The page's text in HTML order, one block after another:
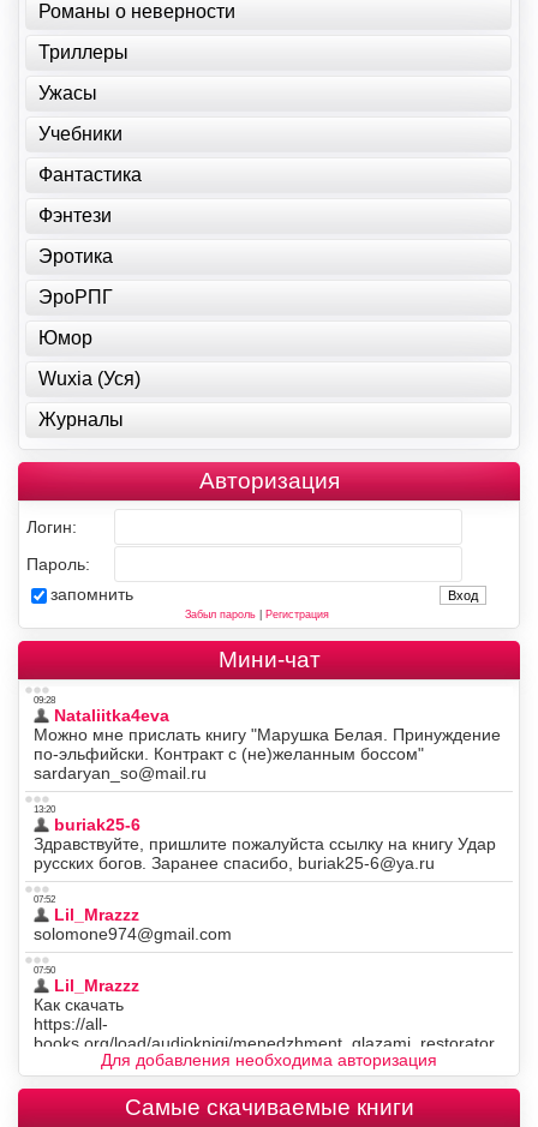
Романы о неверности
Триллеры
Ужасы
Учебники
Фантастика
Фэнтези
Эротика
ЭроРПГ
Юмор
Wuxia (Уся)
Журналы
Авторизация
Логин:
Пароль:
запомнить
Забыл пароль| Регистрация
Мини-чат
Для добавления необходима авторизация
Самые скачиваемые книги